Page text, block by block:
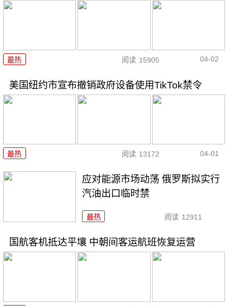
最热 阅读 15905 04-02
美国纽约市宣布撤销政府设备使用TikTok禁令
最热 阅读 13172 04-01
应对能源市场动荡 俄罗斯拟实行
汽油出口临时禁
最热 阅读 12911
国航客机抵达平壤 中朝间客运航班恢复运营